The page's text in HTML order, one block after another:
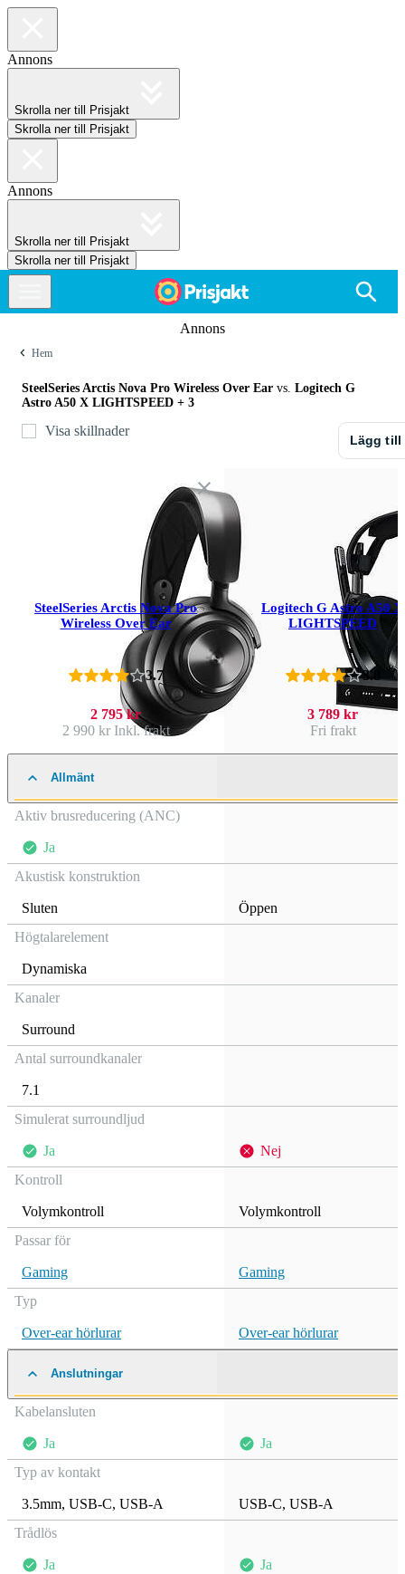
Annons
Skrolla ner till Prisjakt
Skrolla ner till Prisjakt
Annons
Skrolla ner till Prisjakt
Skrolla ner till Prisjakt
Annons
Hem
SteelSeries Arctis Nova Pro Wireless Over Ear vs. Logitech G
Astro A50 X LIGHTSPEED + 3
Visa skillnader
Lägg till
SteelSeries Arctis Nova Pro
Wireless Over Ear
3.7
2 795 kr
2 990 krInkl. frakt
Logitech G Astro A50 X
LIGHTSPEED
3.8
3 789 kr
Fri frakt
Allmänt
Aktiv brusreducering (ANC)
Ja
Akustisk konstruktion
Sluten
Öppen
Högtalarelement
Dynamiska
Kanaler
Surround
Antal surroundkanaler
7.1
Simulerat surroundljud
Ja
Nej
Kontroll
Volymkontroll
Volymkontroll
Passar för
Gaming
Gaming
Typ
Over-ear hörlurar Over-ear hörlurar
Anslutningar
Kabelansluten
Ja
Ja
Typ av kontakt
3.5mm, USB-C, USB-A USB-C, USB-A
Trådlös
Ja
Ja